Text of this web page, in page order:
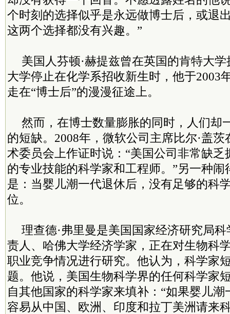
个时刻的选择似乎是永远做博士后，或退
这两个选择都没有兴趣。”
美国人芬顿·赫提兹曾在英国的肯特大
大学停止在化学系招收新生时，他于2003
走在“博士后”的漫漫征途上。
然而，在博士数量膨胀的同时，人们却
的短缺。2008年，微软公司主席比尔·盖
术委员会上作证时说：“美国公司非常缺
的专业技能的科学家和工程师。”另一种闹
是：当婴儿潮一代退休后，没有足够的科
位。
理查德·弗里曼是美国国家经济研究局
责人、哈佛大学经济学家，正在对生物科
职业竞争情况进行研究。他认为，科学家
题。他说，美国生物科学界的任何科学家
自其他国家的科学家来填补：“如果婴儿
容易从中国、欧洲、印度和拉丁美洲请来